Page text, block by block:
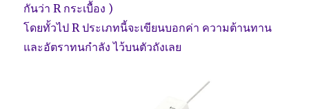
กันว่า R กระเบื้อง )
โดยทั้วไป R ประเภทนี้จะเขียนบอกค่า ความต้านทาน
และอัตราทนกำลัง ไว้บนตัวถังเลย